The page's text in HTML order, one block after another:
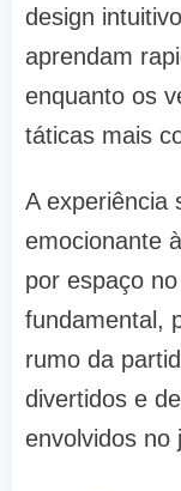
design
aprendam
enquanto os
táticas mais
A experiência
emocionante
por espaço
fundamental,
rumo da
divertidos e
envolvidos no